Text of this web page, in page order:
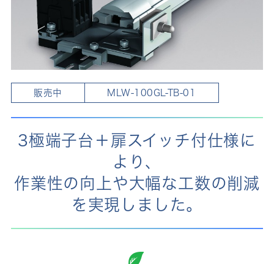
販売中 MLW-100GL-TB-01
3極端子台＋扉スイッチ付仕様に
より、
作業性の向上や大幅な工数の削減
を実現しました。